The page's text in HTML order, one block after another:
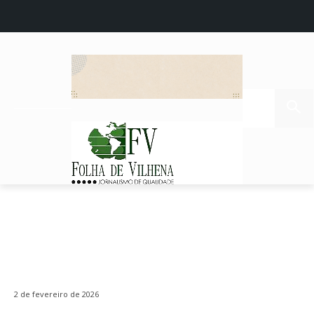
2 de fevereiro de 2026